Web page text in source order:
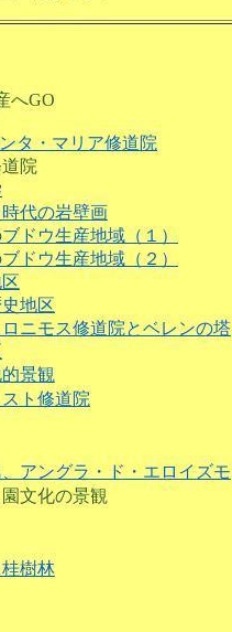
へGO
タ・マリア修道院
院
代の岩壁画
ドウ生産地域（１）
ドウ生産地域（２）
地区
ニモス修道院とベレンの塔
景観
ト修道院
アングラ・ド・エロイズモ
文化の景観
樹林